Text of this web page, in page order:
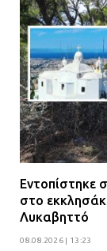
Εντοπίστηκε
στο
Λυκαβηττό
08.08.2026 | 13:23